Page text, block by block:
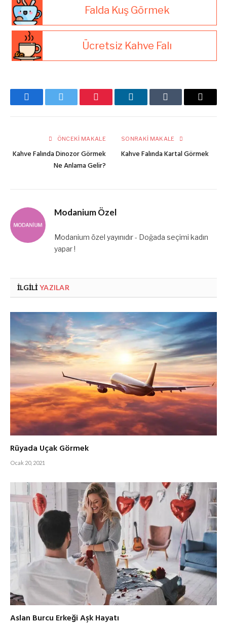
Falda Kuş Görmek
Ücretsiz Kahve Falı
FacebookTwitter Pinterest LinkedInTumblr
E-
ÖNCEKI MAKALE
Kahve Falında Dinozor Görmek
Ne Anlama Gelir?
SONRAKI MAKALE
Kahve Falında Kartal Görmek
Modanium Özel
Modanium özel yayınıdır - Doğada seçimi kadın
yapar !
İLGILI YAZILAR
Rüyada Uçak Görmek
Ocak 20, 2021
Aslan Burcu Erkeği Aşk Hayatı